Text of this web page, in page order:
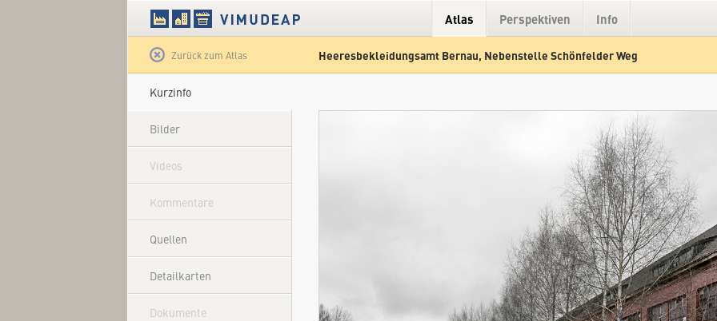
Atlas Perspektiven Info
Zurück zum Atlas Heeresbekleidungsamt Bernau, Nebenstelle Schönfelder Weg
Kurzinfo
Bilder
Videos
Kommentare
Quellen
Detailkarten
Dokumente
Satellit Hybrid Gelände Straße